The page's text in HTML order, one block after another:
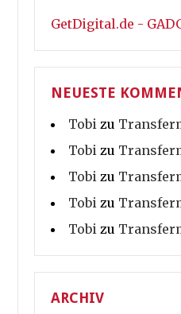
GetDigital.de -
NEUESTE
Tobi zu
Tobi zu
Tobi zu
Tobi zu
Tobi zu
ARCHIV